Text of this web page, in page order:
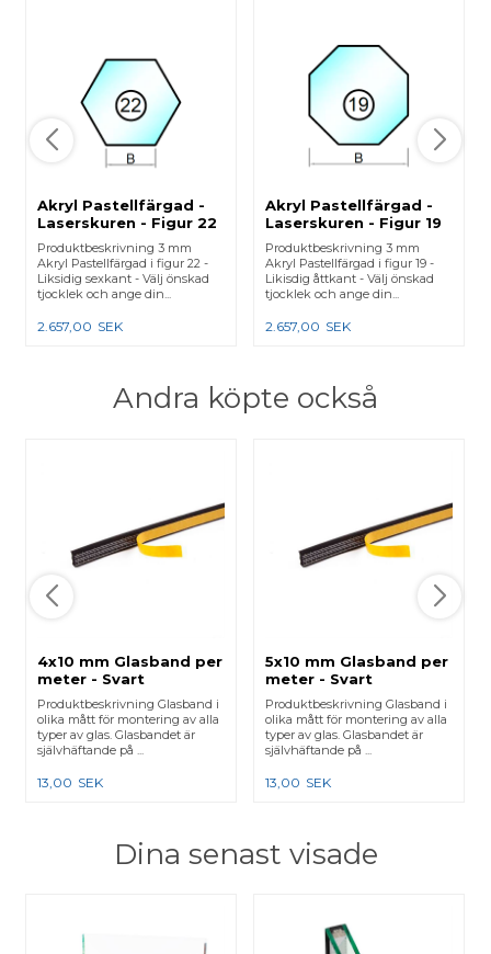
Akryl Pastellfärgad -
Laserskuren - Figur 22
Produktbeskrivning 3 mm
Akryl Pastellfärgad i figur 22 -
Liksidig sexkant - Välj önskad
tjocklek och ange din...
2.657,00 SEK
Akryl Pastellfärgad -
Laserskuren - Figur 19
Produktbeskrivning 3 mm
Akryl Pastellfärgad i figur 19 -
Likisdig åttkant - Välj önskad
tjocklek och ange din...
2.657,00 SEK
Andra köpte också
4x10 mm Glasband per
meter - Svart
Produktbeskrivning Glasband i
olika mått för montering av alla
typer av glas. Glasbandet är
självhäftande på ...
13,00 SEK
5x10 mm Glasband per
meter - Svart
Produktbeskrivning Glasband i
olika mått för montering av alla
typer av glas. Glasbandet är
självhäftande på ...
13,00 SEK
Dina senast visade